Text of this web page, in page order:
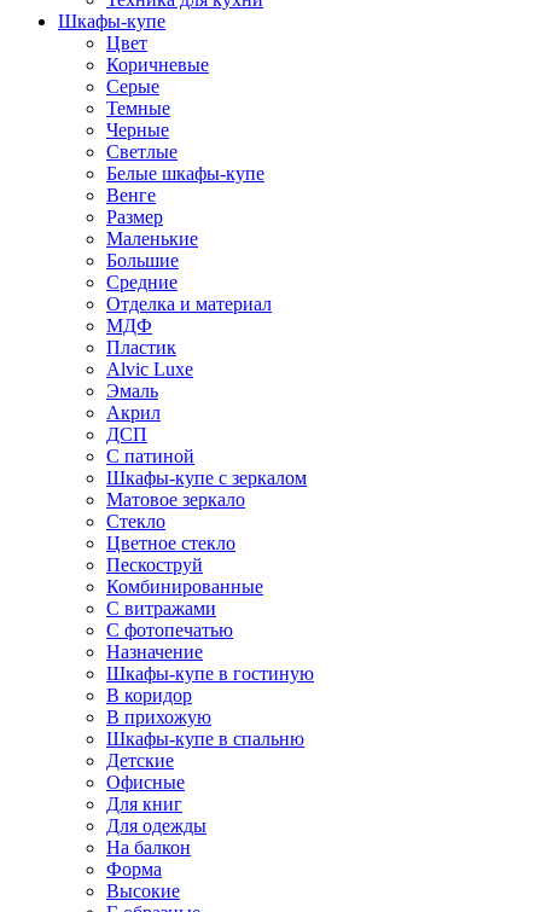
Шкафы-купе
Цвет
Коричневые
Серые
Темные
Черные
Светлые
Белые шкафы-купе
Венге
Размер
Маленькие
Большие
Средние
Отделка и материал
МДФ
Пластик
Alvic Luxe
Эмаль
Акрил
ДСП
С патиной
Шкафы-купе с зеркалом
Матовое зеркало
Стекло
Цветное стекло
Пескоструй
Комбинированные
С витражами
С фотопечатью
Назначение
Шкафы-купе в гостиную
В коридор
В прихожую
Шкафы-купе в спальню
Детские
Офисные
Для книг
Для одежды
На балкон
Форма
Высокие